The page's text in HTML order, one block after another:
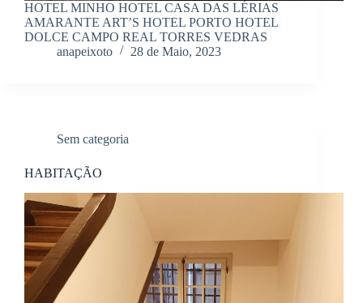
HOTEL MINHO HOTEL CASA DAS LÉRIAS
AMARANTE ART’S HOTEL PORTO HOTEL
DOLCE CAMPO REAL TORRES VEDRAS
anapeixoto
28 de Maio, 2023
Sem categoria
HABITAÇÃO